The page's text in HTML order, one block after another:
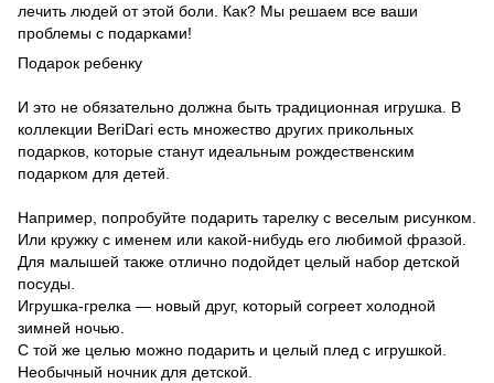
лечить людей от этой боли. Как? Мы решаем все ваши
проблемы с подарками!
Подарок ребенку
И это не обязательно должна быть традиционная игрушка. В
коллекции BeriDari есть множество других прикольных
подарков, которые станут идеальным рождественским
подарком для детей.
Например, попробуйте подарить тарелку с веселым рисунком.
Или кружку с именем или какой-нибудь его любимой фразой.
Для малышей также отлично подойдет целый набор детской
посуды.
Игрушка-грелка — новый друг, который согреет холодной
зимней ночью.
С той же целью можно подарить и целый плед с игрушкой.
Необычный ночник для детской.